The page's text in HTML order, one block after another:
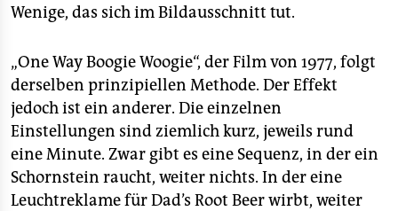
Wenige, das sich im Bildausschnitt tut.
„One Way Boogie Woogie“, der Film von 1977, folgt
derselben prinzipiellen Methode. Der Effekt
jedoch ist ein anderer. Die einzelnen
Einstellungen sind ziemlich kurz, jeweils rund
eine Minute. Zwar gibt es eine Sequenz, in der ein
Schornstein raucht, weiter nichts. In der eine
Leuchtreklame für Dad’s Root Beer wirbt, weiter